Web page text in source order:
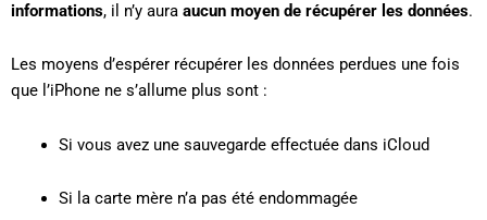
informations, il n’y aura aucun moyen de récupérer les données.
Les moyens d’espérer récupérer les données perdues une fois
que l’iPhone ne s’allume plus sont :
Si vous avez une sauvegarde effectuée dans iCloud
Si la carte mère n’a pas été endommagée